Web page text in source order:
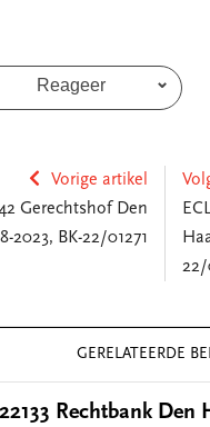
Reageer
Vorige artikel
Gerechtshof Den
2023, BK-22/01271
22/
GERELATEERDE
Rechtbank Den